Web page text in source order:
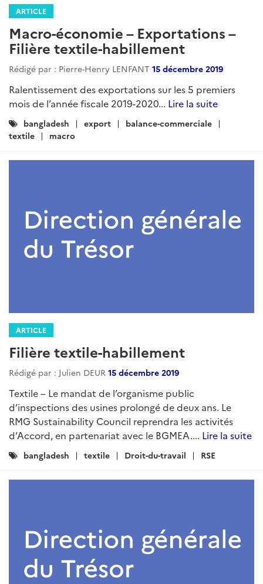
ARTICLE
Macro-économie – Exportations –
Filière textile-habillement
Rédigé par : Pierre-Henry LENFANT 15 décembre 2019
Ralentissement des exportations sur les 5 premiers
mois de l’année fiscale 2019-2020... Lire la suite
Catégories
:
bangladesh export
balance-commerciale
textile
macro
ARTICLE
Filière textile-habillement
Rédigé par : Julien DEUR 15 décembre 2019
Textile – Le mandat de l’organisme public
d’inspections des usines prolongé de deux ans. Le
RMG Sustainability Council reprendra les activités
d’Accord, en partenariat avec le BGMEA.... Lire la suite
Catégories
bangladesh textile Droit-du-travail RSE